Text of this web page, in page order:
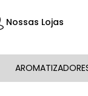
Nossas Lojas